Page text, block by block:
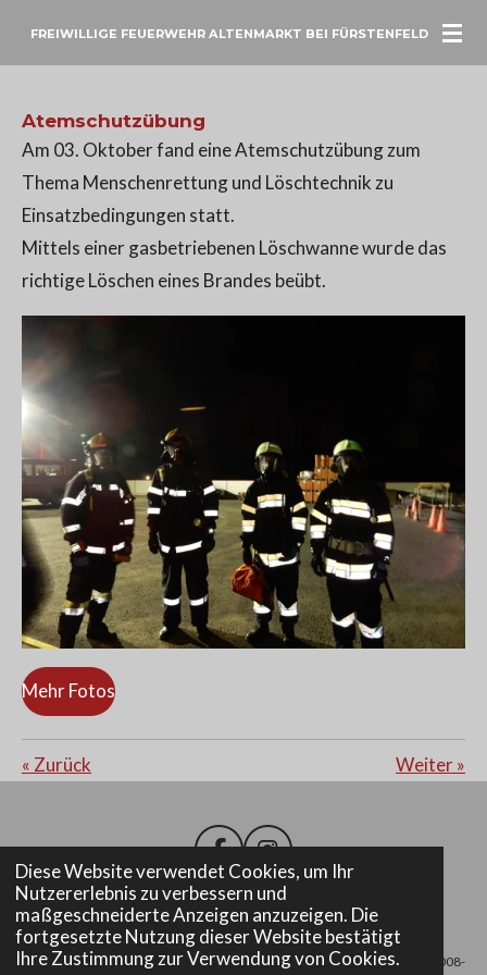
Diese Website verwendet Cookies, um Ihr
Nutzererlebnis zu verbessern und
maßgeschneiderte Anzeigen anzuzeigen. Die
fortgesetzte Nutzung dieser Website bestätigt
Ihre Zustimmung zur Verwendung von Cookies.
ZumFREIWILLIGE FEUERWEHR ALTENMARKT BEI FÜRSTENFELD
Atemschutzübung
Am 03. Oktober fand eine Atemschutzübung zum
Thema Menschenrettung und Löschtechnik zu
Einsatzbedingungen statt.
Mittels einer gasbetriebenen Löschwanne wurde das
richtige Löschen eines Brandes beübt.
Mehr Fotos
« Zurück Weiter»
a
c
e
b
o
n
s
t
a
g
Impressum
© 2008-